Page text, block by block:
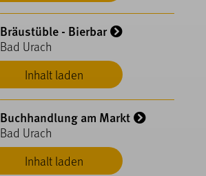
Inhalt laden
Bräustüble - Bierbar
Bad Urach
Inhalt laden
Buchhandlung am Markt
Bad Urach